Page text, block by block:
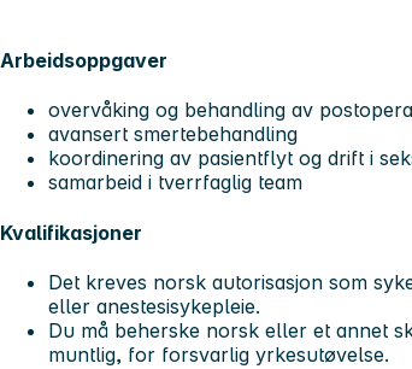
Arbeidsoppgaver
overvåking og behandling av
avansert smertebehandling
koordinering av pasientflyt og drift i
samarbeid i tverrfaglig team
Kvalifikasjoner
Det kreves norsk autorisasjon som
eller anestesisykepleie.
Du må beherske norsk eller et annet
muntlig, for forsvarlig yrkesutøvelse.